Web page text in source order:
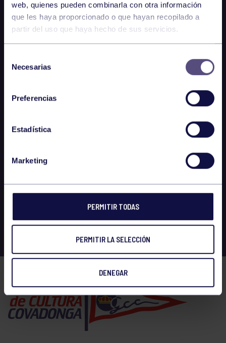
web, quienes pueden combinarla con otra información
que les haya proporcionado o que hayan recopilado a
partir del uso que haya hecho de sus servicios.
Necesarias
Preferencias
Estadística
Marketing
PERMITIR TODAS
PERMITIR LA SELECCIÓN
DENEGAR